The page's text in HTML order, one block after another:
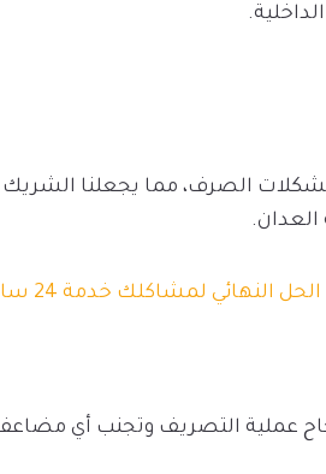
الصرف، مما يجعلنا
النهائي لمشاكلك خدمة 24 ساعة
عملية التصريف وتجنب أي